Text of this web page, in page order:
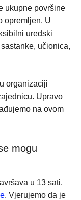
ukupne površine
opremljen. U
uredski
učionica,
organizaciji
Upravo
na ovom
mogu
u 13 sati.
. Vjerujemo da je